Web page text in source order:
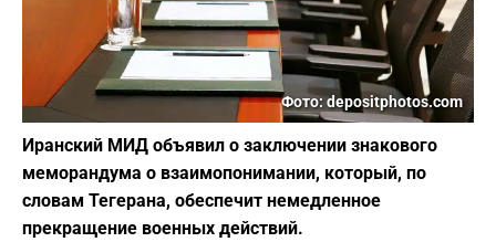
Фото: depositphotos.com
Иранский МИД объявил о заключении знакового
меморандума о взаимопонимании, который, по
словам Тегерана, обеспечит немедленное
прекращение военных действий.